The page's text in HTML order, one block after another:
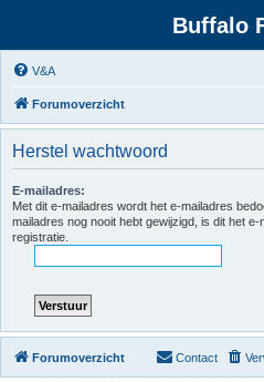
Buffalo
V&A
Forumoverzicht
Herstel wachtwoord
E-mailadres:
Met dit e-mailadres wordt het e-mailadres
mailadres nog nooit hebt gewijzigd, is dit het
registratie.
Forumoverzicht Contact